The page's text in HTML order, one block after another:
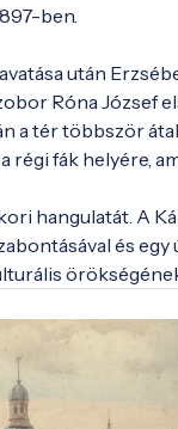
ben.
után
Róna József
a tér többször
fák helyére,
hangulatát. A
és